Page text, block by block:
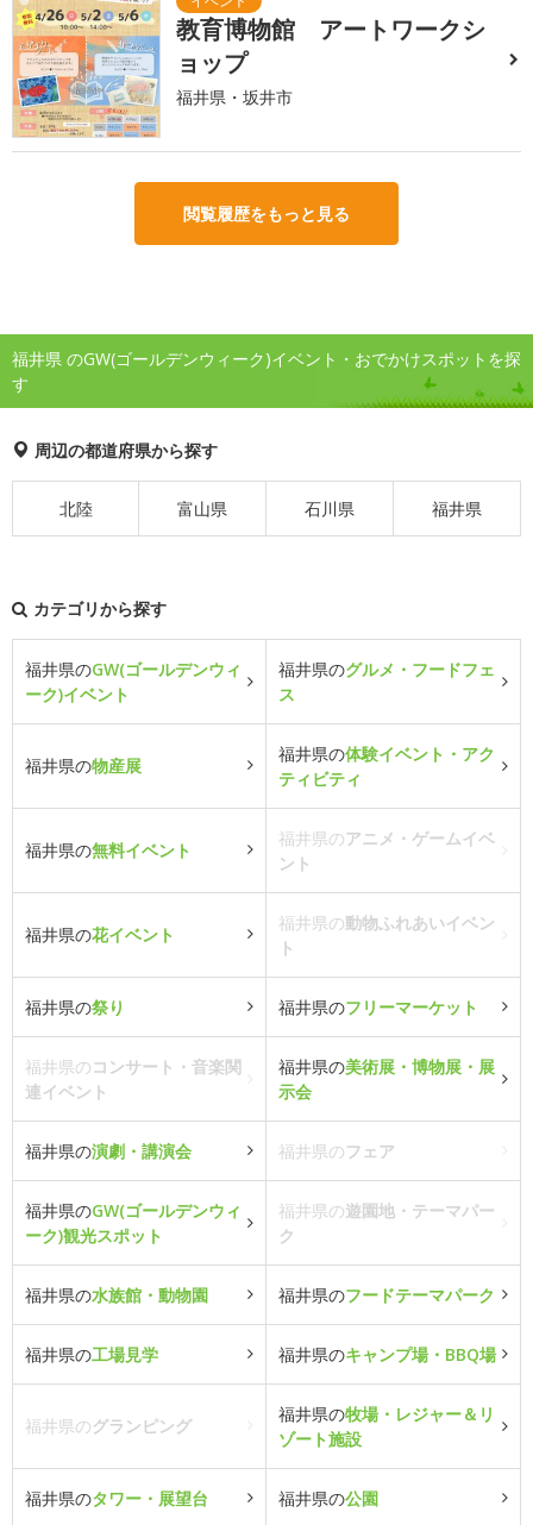
教育博物館 アートワークシ
ョップ
福井県・坂井市
閲覧履歴をもっと見る
福井県 のGW(ゴールデンウィーク)イベント・おでかけスポットを探
す
周辺の都道府県から探す
北陸 富山県 石川県 福井県
カテゴリから探す
福井県のGW(ゴールデンウィ
ーク)イベント
福井県のグルメ・フードフェ
ス
福井県の物産展
福井県の体験イベント・アク
ティビティ
福井県の無料イベント
福井県のアニメ・ゲームイベ
ント
福井県の花イベント
福井県の動物ふれあいイベン
ト
福井県の祭り 福井県のフリーマーケット
福井県のコンサート・音楽関
連イベント
福井県の美術展・博物展・展
示会
福井県の演劇・講演会 福井県のフェア
福井県のGW(ゴールデンウィ
ーク)観光スポット
福井県の遊園地・テーマパー
ク
福井県の水族館・動物園 福井県のフードテーマパーク
福井県の工場見学 福井県のキャンプ場・BBQ場
福井県のグランピング
福井県の牧場・レジャー＆リ
ゾート施設
福井県のタワー・展望台 福井県の公園